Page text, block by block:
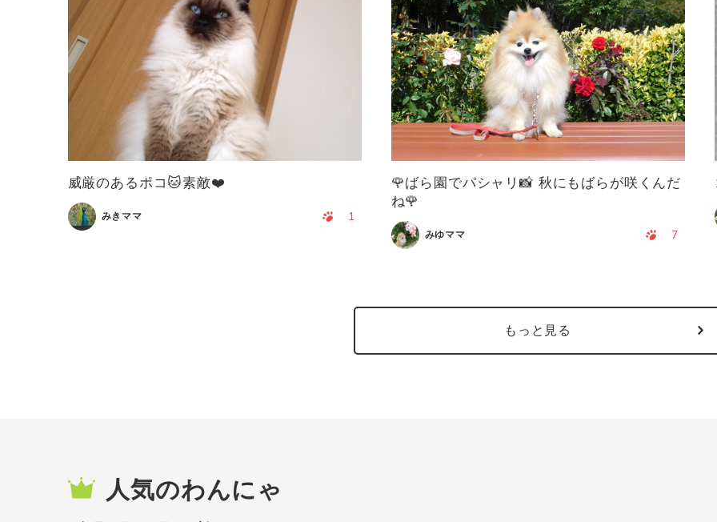
威厳のあるポコ🐱素敵❤️
みきママ 1
🌹ばら園でパシャリ📸 秋にもばらが咲くんだ
ね🌹
みゆママ 7
もっと見る
人気のわんにゃ